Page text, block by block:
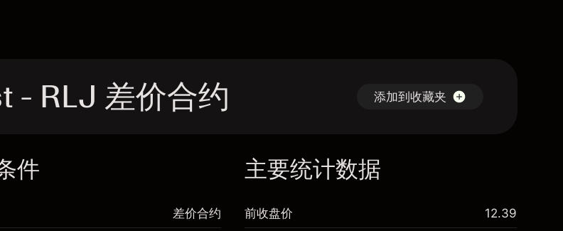
- RLJ 差价合约 添加到收藏夹
件
差价合约
主要统计数据
前收盘价 12.39